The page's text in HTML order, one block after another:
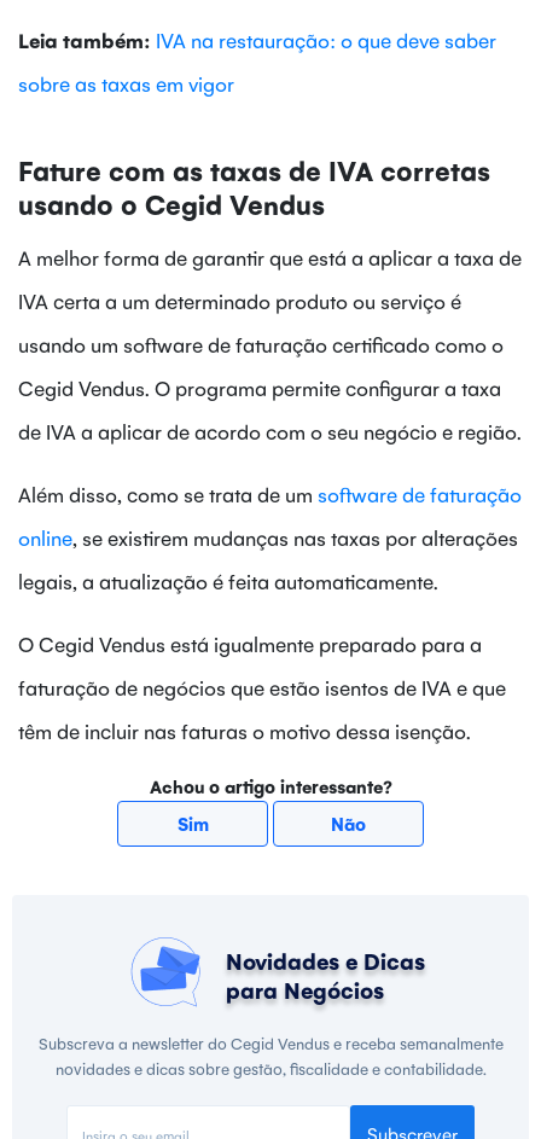
Leia também: IVA na restauração: o que deve saber
sobre as taxas em vigor
Fature com as taxas de IVA corretas
usando o Cegid Vendus
A melhor forma de garantir que está a aplicar a taxa de
IVA certa a um determinado produto ou serviço é
usando um software de faturação certificado como o
Cegid Vendus. O programa permite configurar a taxa
de IVA a aplicar de acordo com o seu negócio e região.
Além disso, como se trata de um software de faturação
online, se existirem mudanças nas taxas por alterações
legais, a atualização é feita automaticamente.
O Cegid Vendus está igualmente preparado para a
faturação de negócios que estão isentos de IVA e que
têm de incluir nas faturas o motivo dessa isenção.
Achou o artigo interessante?
Sim
Não
Novidades e Dicas
para Negócios
Subscreva a newsletter do Cegid Vendus e receba semanalmente
novidades e dicas sobre gestão, fiscalidade e contabilidade.
Subscrever